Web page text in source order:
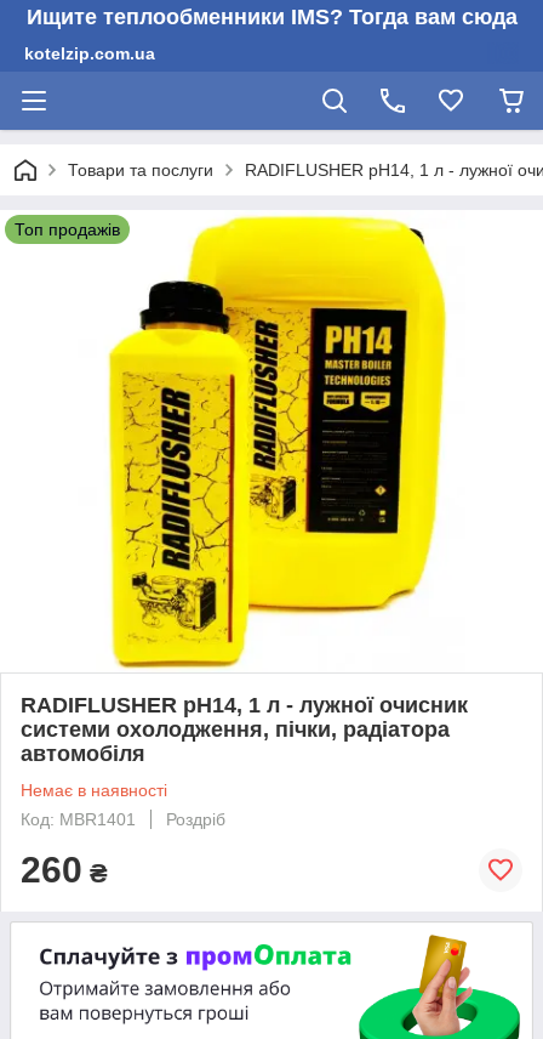
Ищите теплообменники IMS? Тогда вам сюда
kotelzip.com.ua
Товари та послуги RADIFLUSHER pH14, 1 л - лужної
Топ продажів
RADIFLUSHER pH14, 1 л - лужної очисник
системи охолодження, пічки, радіатора
автомобіля
Немає в наявності
Код: MBR1401
Роздріб
260 ₴